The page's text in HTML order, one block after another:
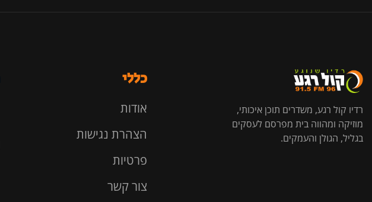
רדיו קול רגע, משדרים תוכן איכותי,
מוזיקה ומהווה בית מפרסם לעסקים
בגליל, הגולן והעמקים.
כללי
אודות
הצהרת נגישות
פרטיות
צור קשר